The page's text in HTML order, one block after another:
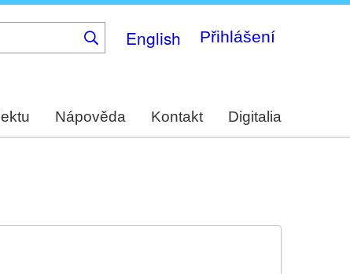
English Přihlášení
Nápověda Kontakt Digitalia